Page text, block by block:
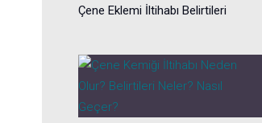
Çene Eklemi İltihabı Belirtileri